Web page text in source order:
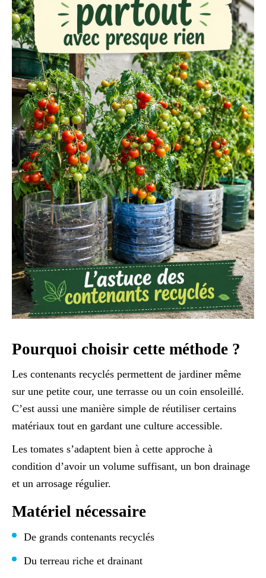
Pourquoi choisir cette méthode ?
Les contenants recyclés permettent de jardiner même
sur une petite cour, une terrasse ou un coin ensoleillé.
C’est aussi une manière simple de réutiliser certains
matériaux tout en gardant une culture accessible.
Les tomates s’adaptent bien à cette approche à
condition d’avoir un volume suffisant, un bon drainage
et un arrosage régulier.
Matériel nécessaire
De grands contenants recyclés
Du terreau riche et drainant